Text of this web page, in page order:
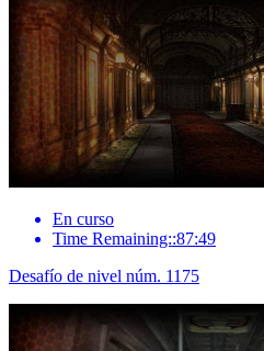
En curso
Time Remaining::87:49
Desafío de nivel núm. 1175